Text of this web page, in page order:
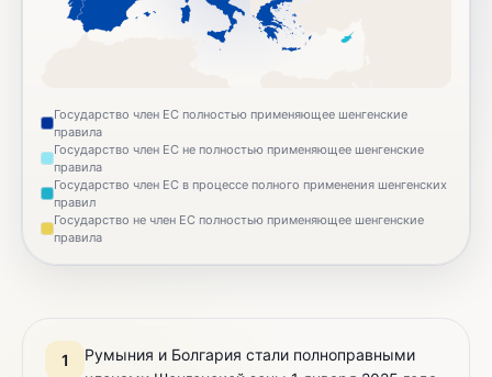
Государство член ЕС полностью применяющее шенгенские
правила
Государство член ЕС не полностью применяющее шенгенские
правила
Государство член ЕС в процессе полного применения шенгенских
правил
Государство не член ЕС полностью применяющее шенгенские
правила
1
Румыния и Болгария стали полноправными